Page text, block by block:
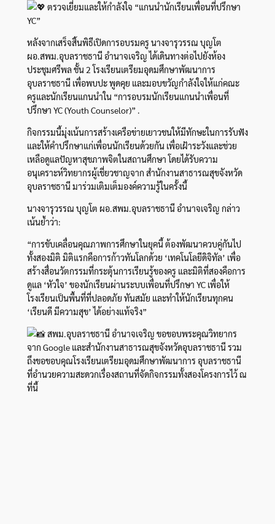
ตรวจเยี่ยมและให้กำลังใจ “แกนนำนักเรียนเพื่อนที่ปรึกษา
YC”
หลังจากเสร็จสิ้นพิธีเปิดการอบรมครู นางจารุวรรณ บุญโต
ผอ.สพม.อุบลราชธานี อำนาจเจริญ ได้เดินทางต่อไปยังห้อง
ประชุมศรีพล ชั้น 2 โรงเรียนเตรียมอุดมศึกษาพัฒนาการ
อุบลราชธานี เพื่อพบปะ พูดคุย และมอบขวัญกำลังใจให้แก่คณะ
ครูและนักเรียนแกนนำใน “การอบรมนักเรียนแกนนำเพื่อนที่
ปรึกษา YC (Youth Counselor)” .
กิจกรรมนี้มุ่งเน้นการสร้างเครือข่ายเยาวชนให้มีทักษะในการรับฟัง
และให้คำปรึกษาแก่เพื่อนนักเรียนด้วยกัน เพื่อเฝ้าระวังและช่วย
เหลือดูแลปัญหาสุขภาพจิตในสถานศึกษา โดยได้รับความ
อนุเคราะห์วิทยากรผู้เชี่ยวชาญจาก สำนักงานสาธารณสุขจังหวัด
อุบลราชธานี มาร่วมเติมเต็มองค์ความรู้ในครั้งนี้
นางจารุวรรณ บุญโต ผอ.สพม.อุบลราชธานี อำนาจเจริญ กล่าว
เน้นย้ำว่า:
“การขับเคลื่อนคุณภาพการศึกษาในยุคนี้ ต้องพัฒนาควบคู่กันไป
ทั้งสองมิติ มิติแรกคือการก้าวทันโลกด้วย ‘เทคโนโลยีดิจิทัล’ เพื่อ
สร้างสื่อนวัตกรรมที่กระตุ้นการเรียนรู้ของครู และมิติที่สองคือการ
ดูแล ‘หัวใจ’ ของนักเรียนผ่านระบบเพื่อนที่ปรึกษา YC เพื่อให้
โรงเรียนเป็นพื้นที่ที่ปลอดภัย ทันสมัย และทำให้นักเรียนทุกคน
‘เรียนดี มีความสุข’ ได้อย่างแท้จริง”
สพม.อุบลราชธานี อำนาจเจริญ ขอขอบพระคุณวิทยากร
จาก Google และสำนักงานสาธารณสุขจังหวัดอุบลราชธานี รวม
ถึงขอขอบคุณโรงเรียนเตรียมอุดมศึกษาพัฒนาการ อุบลราชธานี
ที่อำนวยความสะดวกเรื่องสถานที่จัดกิจกรรมทั้งสองโครงการไว้ ณ
ที่นี้